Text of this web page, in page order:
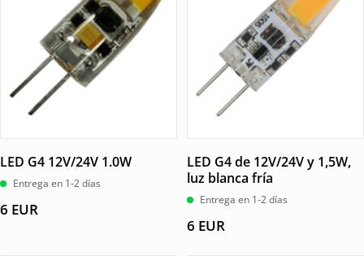
LED G4 12V/24V 1.0W
Entrega en 1-2 días
6 EUR
LED G4 de 12V/24V y 1,5W,
luz blanca fría
Entrega en 1-2 días
6 EUR